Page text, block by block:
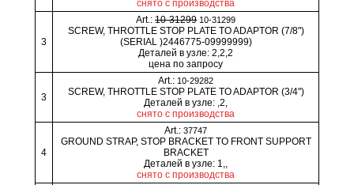
снято с производства
3
Art.: 10-31299 10-31299
SCREW, THROTTLE STOP PLATE TO ADAPTOR (7/8")
(SERIAL )2446775-09999999)
Деталей в узле: 2,2,2
цена по запросу
3
Art.: 10-29282
SCREW, THROTTLE STOP PLATE TO ADAPTOR (3/4")
Деталей в узле: ,2,
снято с производства
4
Art.: 37747
GROUND STRAP, STOP BRACKET TO FRONT SUPPORT
BRACKET
Деталей в узле: 1,,
снято с производства